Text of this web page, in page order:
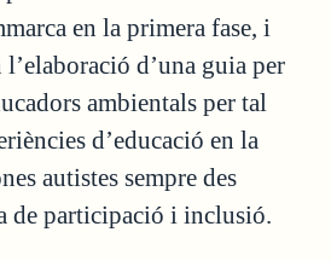
en la primera fase, i
d’una guia per
ambientals per tal
d’educació en la
autistes sempre des
de participació i inclusió.